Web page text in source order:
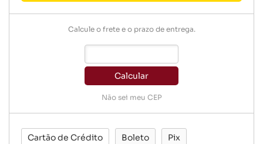
Calcule o frete e o prazo de entrega.
Calcular
Não sei meu CEP
Cartão de Crédito Boleto Pix